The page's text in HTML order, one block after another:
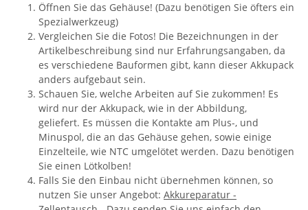
Öffnen Sie das Gehäuse! (Dazu benötigen Sie öfters ein
Spezialwerkzeug)
Vergleichen Sie die Fotos! Die Bezeichnungen in der
Artikelbeschreibung sind nur Erfahrungsangaben, da
es verschiedene Bauformen gibt, kann dieser Akkupack
anders aufgebaut sein.
Schauen Sie, welche Arbeiten auf Sie zukommen! Es
wird nur der Akkupack, wie in der Abbildung,
geliefert. Es müssen die Kontakte am Plus-, und
Minuspol, die an das Gehäuse gehen, sowie einige
Einzelteile, wie NTC umgelötet werden. Dazu benötigen
Sie einen Lötkolben!
Falls Sie den Einbau nicht übernehmen können, so
nutzen Sie unser Angebot: Akkureparatur -